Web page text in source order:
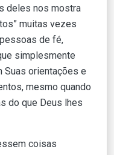
deles nos mostra
muitas vezes
de fé,
simplesmente
Suas orientações e
mesmo quando
do que Deus lhes
coisas